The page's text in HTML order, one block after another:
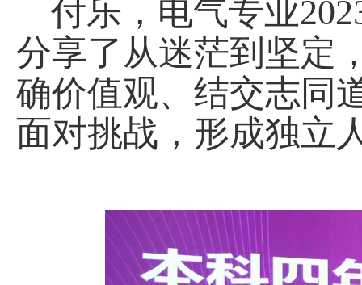
付乐，电气专业
分享了从迷茫到坚定
确价值观、结交志同
面对挑战，形成独立